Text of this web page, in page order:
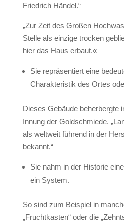
Friedrich Händel.“
„Zur Zeit des Großen
Stelle als einzige trocken
hier das Haus erbaut.«
Sie repräsentiert eine
Charakteristik des Ortes
Dieses Gebäude beherbergte
Innung der Goldschmiede.
als weltweit führend in der
bekannt.“
Sie nahm in der Historie
ein System.
So sind zum Beispiel in
„Fruchtkasten“ oder die